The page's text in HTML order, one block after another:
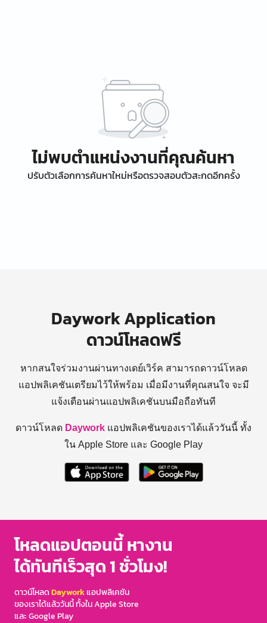
ไม่พบตำแหน่งงานที่คุณค้นหา
ปรับตัวเลือกการค้นหาใหม่หรือตรวจสอบตัวสะกดอีกครั้ง
Daywork Application
ดาวน์โหลดฟรี
หากสนใจร่วมงานผ่านทางเดย์เวิร์ค สามารถดาวน์โหลด
แอปพลิเคชันเตรียมไว้ให้พร้อม เมื่อมีงานที่คุณสนใจ จะมี
แจ้งเตือนผ่านแอปพลิเคชันบนมือถือทันที
ดาวน์โหลด Daywork แอปพลิเคชันของเราได้แล้ววันนี้ ทั้ง
ใน Apple Store และ Google Play
โหลดแอปตอนนี้ หางาน
ได้ทันทีเร็วสุด 1 ชั่วโมง!
ดาวน์โหลดDayworkแอปพลิเคชัน
ของเราได้แล้ววันนี้ ทั้งใน Apple Store
และ Google Play